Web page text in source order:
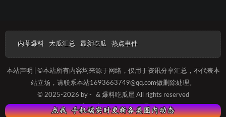
内幕爆料 大瓜汇总 最新吃瓜 热点事件
本站声明 | ©本站所有内容均来源于网络，仅用于资讯分享汇总，不代表本
站立场，请联系本站1693663749@qq.com做删除处理。
© 2025-2026 by -
& 爆料吃瓜屋 All rights reserved
沪ICP备2025012092号